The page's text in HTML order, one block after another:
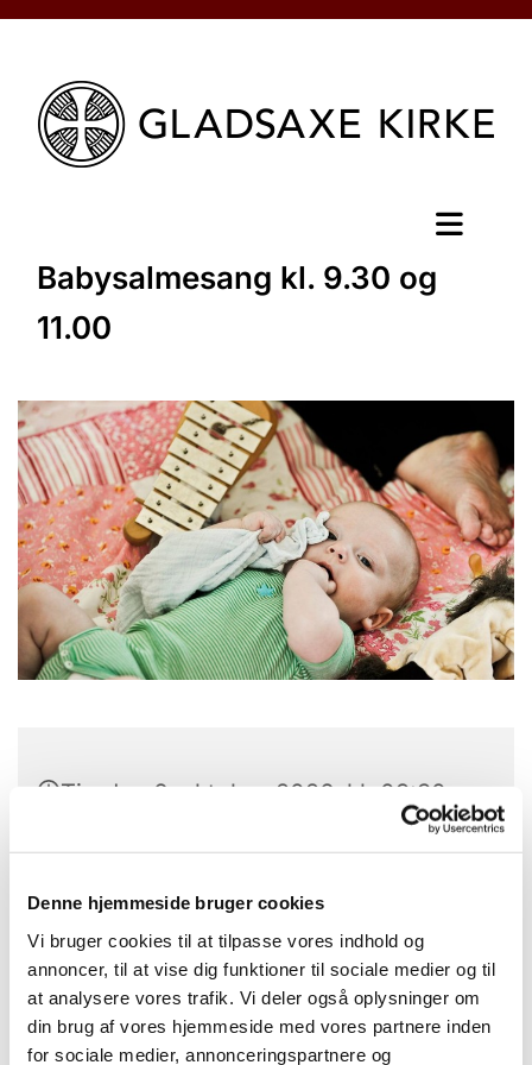
Denne hjemmeside bruger cookies
Vi bruger cookies til at tilpasse vores indhold og
annoncer, til at vise dig funktioner til sociale medier og til
at analysere vores trafik. Vi deler også oplysninger om
din brug af vores hjemmeside med vores partnere inden
for sociale medier, annonceringspartnere og
Babysalmesang kl. 9.30 og
11.00
Tirsdag 6. oktober 2026, kl. 09:30 -
Laden, Provst Bentzons Vej 1, 2860
Søborg
Karen Gramkow